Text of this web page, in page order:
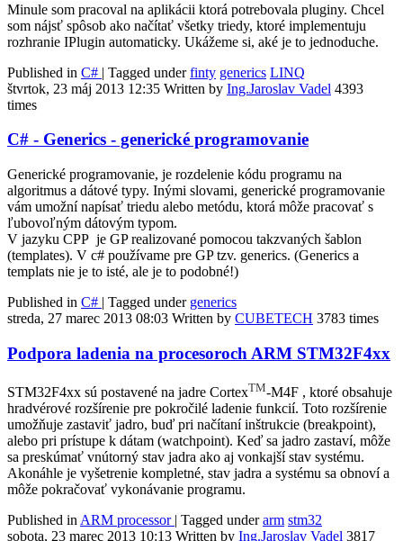
Minule som pracoval na aplikácii ktorá potrebovala pluginy. Chcel
som nájsť spôsob ako načítať všetky triedy, ktoré implementuju
rozhranie IPlugin automaticky. Ukážeme si, aké je to jednoduche.
Published in C# | Tagged under finty generics LINQ
štvrtok, 23 máj 2013 12:35 Written by Ing.Jaroslav Vadel 4393
times
C# - Generics - generické programovanie
Generické programovanie, je rozdelenie kódu programu na
algoritmus a dátové typy. Inými slovami, generické programovanie
vám umožní napísať triedu alebo metódu, ktorá môže pracovať s
ľubovoľným dátovým typom.
V jazyku CPP je GP realizované pomocou takzvaných šablon
(templates). V c# používame pre GP tzv. generics. (Generics a
templats nie je to isté, ale je to podobné!)
Published in C# | Tagged under generics
streda, 27 marec 2013 08:03 Written by CUBETECH 3783 times
Podpora ladenia na procesoroch ARM STM32F4xx
STM32F4xx sú postavené na jadre CortexTM-M4F , ktoré obsahuje
hradvérové rozšírenie pre pokročilé ladenie funkcií. Toto rozšírenie
umožňuje zastaviť jadro, buď pri načítaní inštrukcie (breakpoint),
alebo pri prístupe k dátam (watchpoint). Keď sa jadro zastaví, môže
sa preskúmať vnútorný stav jadra ako aj vonkajší stav systému.
Akonáhle je vyšetrenie kompletné, stav jadra a systému sa obnoví a
môže pokračovať vykonávanie programu.
Published in ARM processor | Tagged under arm stm32
sobota, 23 marec 2013 10:13 Written by Ing.Jaroslav Vadel 3817